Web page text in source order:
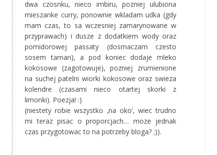
dwa czosnku, nieco imbiru, pozniej ulubiona
mieszanke curry, ponownie wkladam udka (gdy
mam czas, to sa wczesniej zamarynowane w
przyprawach) i dusze z dodatkiem wody oraz
pomidorowej passaty (dosmaczam czesto
sosem tamari), a pod koniec dodaje mleko
kokosowe (zagotowuje), pozniej zrumienione
na suchej patelni wiorki kokosowe oraz swieza
kolendre (czasami nieco otartej skorki z
limonki). Poezja! :)
(niestety robie wszystko ‚na oko’, wiec trudno
mi teraz pisac o proporcjach… moze jednak
czas przygotowac to na potrzeby bloga? ;)).